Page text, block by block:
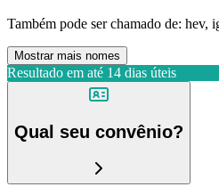
Também pode ser chamado de: hev,
Mostrar mais nomes
Resultado em até 14 dias úteis
Qual seu convênio?